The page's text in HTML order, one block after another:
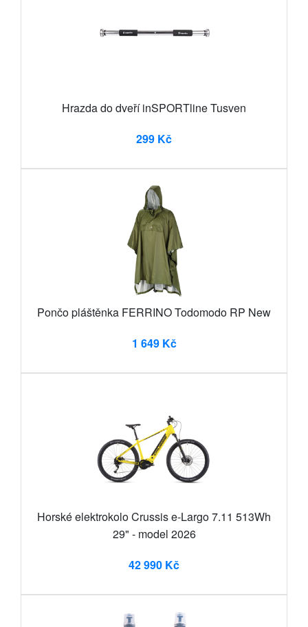
Hrazda do dveří inSPORTline Tusven
299 Kč
Pončo pláštěnka FERRINO Todomodo RP New
1 649 Kč
Horské elektrokolo Crussis e-Largo 7.11 513Wh
29" - model 2026
42 990 Kč